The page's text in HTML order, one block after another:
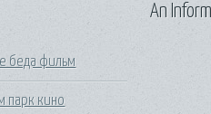
беда фильм
парк кино
An